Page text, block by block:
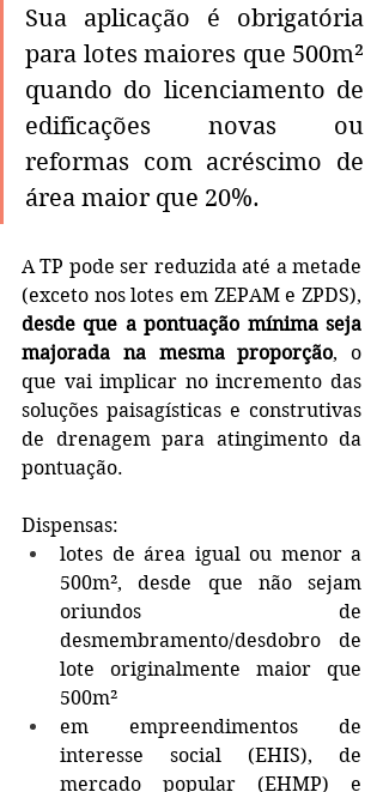
Sua aplicação é obrigatória
para lotes maiores que 500m²
quando do licenciamento de
edificações novas ou
reformas com acréscimo de
área maior que 20%.
A TP pode ser reduzida até a metade
desde que a pontuação mínima seja
majorada na mesma proporção, o
que vai implicar no incremento das
soluções paisagísticas e construtivas
de drenagem para atingimento da
pontuação.
Dispensas:
lotes de área igual ou menor a
500m², desde que não sejam
oriundos de
desmembramento/desdobro de
lote originalmente maior que
500m²
em empreendimentos de
interesse social (EHIS), de
mercado popular (EHMP) e